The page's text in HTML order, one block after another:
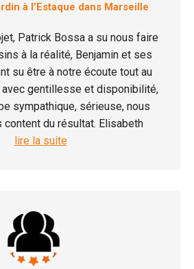
à l’Estaque dans Marseille
Patrick Bossa a su nous faire
à la réalité, Benjamin et ses
su être à notre écoute tout au
avec gentillesse et disponibilité,
sympathique, sérieuse, nous
du résultat. Elisabeth
lire la suite